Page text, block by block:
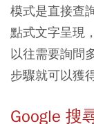
模式是直接查
點式文字呈現
以往需要詢問
步驟就可以獲
Google 搜